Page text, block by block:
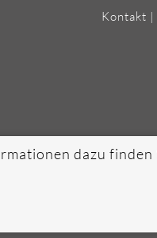
Kontakt |
dazu finden